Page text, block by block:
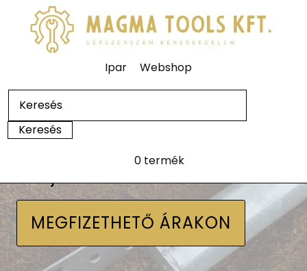
Ipar Webshop
0 termék
MEGFIZETHETŐ ÁRAKON